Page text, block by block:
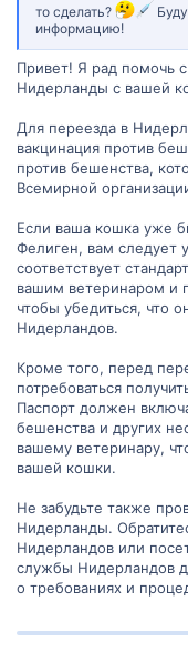
то сделать?
информацию!
Привет! Я рад помочь
Нидерланды с вашей
Для переезда в
вакцинация против
против бешенства,
Всемирной
Если ваша кошка уже
Фелиген, вам следует
соответствует
вашим ветеринаром и
чтобы убедиться, что
Нидерландов.
Кроме того, перед
потребоваться
Паспорт должен
бешенства и других
вашему ветеринару,
вашей кошки.
Не забудьте также
Нидерланды.
Нидерландов или
службы Нидерландов
о требованиях и